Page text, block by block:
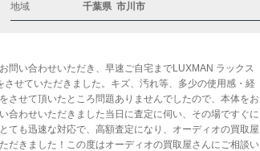
地域 千葉県 市川市
問い合わせいただき、早速ご自宅までLUXMAN ラックス
せていただきました。キズ、汚れ等、多少の使用感・経
させて頂いたところ問題ありませんでしたので、本体をお
合わせいただきました当日に査定に伺い、その場ですぐに
ても迅速な対応で、高額査定になり、オーディオの買取屋
だきました！この度はオーディオの買取屋さんにご相談い